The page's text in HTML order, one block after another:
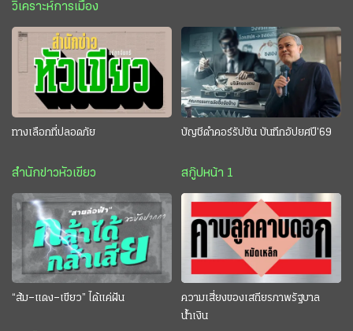
วิเคราะห์การเมือง
ทางเลือกที่ปลอดภัย
สำนักข่าวหัวเขียว
บัญชีดำคอร์รัปชัน บันทึกอัปยศปี’69
สกู๊ปหน้า 1
“ส้ม–แดง–เขียว” ได้แค่ฝัน
ความเสี่ยงของเสถียรภาพรัฐบาล
น้ำเงิน